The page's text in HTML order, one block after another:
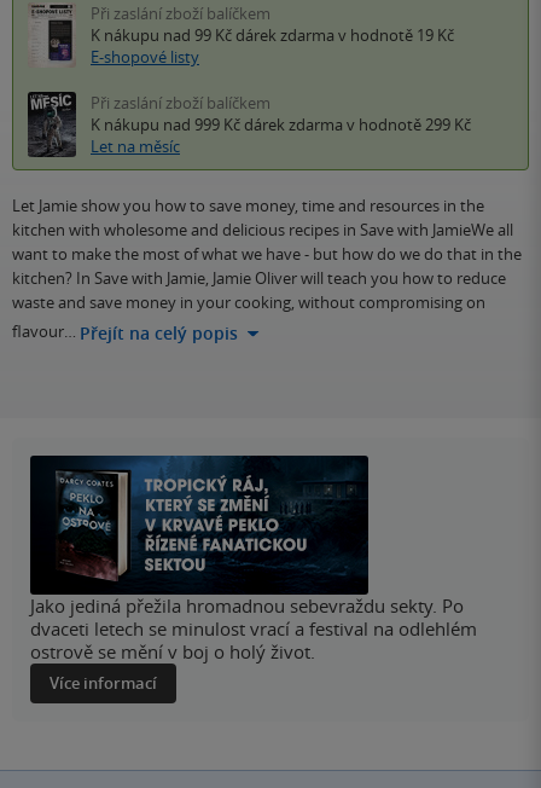
Při zaslání zboží balíčkem
K nákupu nad 99 Kč dárek zdarma v hodnotě 19 Kč
E-shopové listy
Při zaslání zboží balíčkem
K nákupu nad 999 Kč dárek zdarma v hodnotě 299 Kč
Let na měsíc
Let Jamie show you how to save money, time and resources in the
kitchen with wholesome and delicious recipes in Save with JamieWe all
want to make the most of what we have - but how do we do that in the
kitchen? In Save with Jamie, Jamie Oliver will teach you how to reduce
waste and save money in your cooking, without compromising on
flavour… Přejít na celý popis
Jako jediná přežila hromadnou sebevraždu sekty. Po
dvaceti letech se minulost vrací a festival na odlehlém
ostrově se mění v boj o holý život.
Více informací